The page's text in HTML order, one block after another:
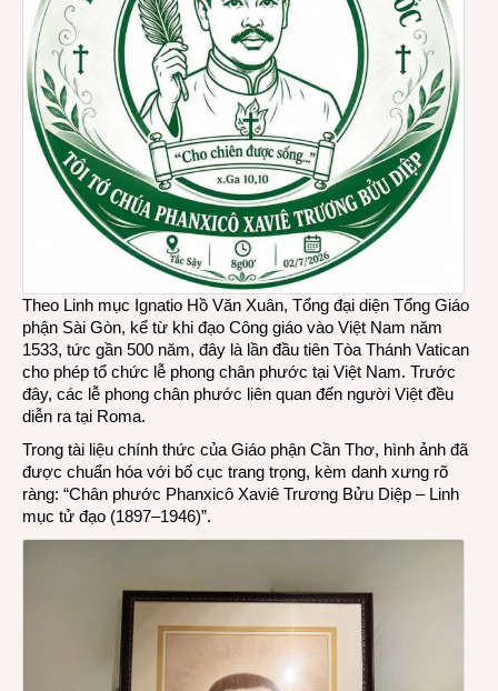
Theo Linh mục Ignatio Hồ Văn Xuân, Tổng đại diện Tổng Giáo
phận Sài Gòn, kể từ khi đạo Công giáo vào Việt Nam năm
1533, tức gần 500 năm, đây là lần đầu tiên Tòa Thánh Vatican
cho phép tổ chức lễ phong chân phước tại Việt Nam. Trước
đây, các lễ phong chân phước liên quan đến người Việt đều
diễn ra tại Roma.
Trong tài liệu chính thức của Giáo phận Cần Thơ, hình ảnh đã
được chuẩn hóa với bố cục trang trọng, kèm danh xưng rõ
ràng: “Chân phước Phanxicô Xaviê Trương Bửu Diệp – Linh
mục tử đạo (1897–1946)”.